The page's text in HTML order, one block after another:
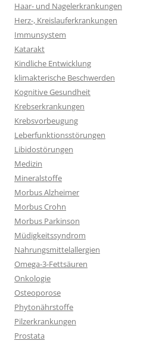
Haar- und Nagelerkrankungen
Herz-, Kreislauferkrankungen
Immunsystem
Katarakt
Kindliche Entwicklung
klimakterische Beschwerden
Kognitive Gesundheit
Krebserkrankungen
Krebsvorbeugung
Leberfunktionsstörungen
Libidostörungen
Medizin
Mineralstoffe
Morbus Alzheimer
Morbus Crohn
Morbus Parkinson
Müdigkeitssyndrom
Nahrungsmittelallergien
Omega-3-Fettsäuren
Onkologie
Osteoporose
Phytonährstoffe
Pilzerkrankungen
Prostata